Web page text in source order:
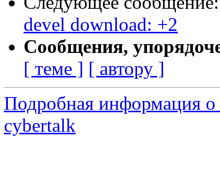
devel download: +2
Сообщения,
[ теме ] [ автору ]
Подробная информация о
cybertalk